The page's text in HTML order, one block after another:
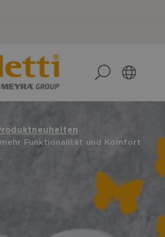
Funktionalität und Komfort